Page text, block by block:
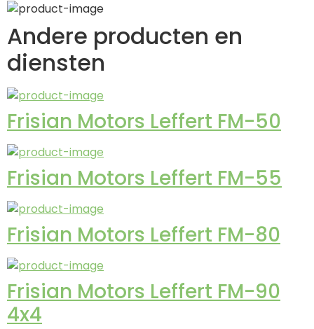
Andere producten en
diensten
Frisian Motors Leffert FM-50
Frisian Motors Leffert FM-55
Frisian Motors Leffert FM-80
Frisian Motors Leffert FM-90
4x4